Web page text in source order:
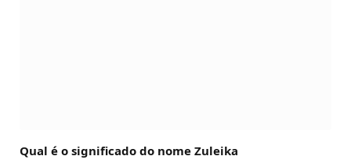
Qual é o significado do nome Zuleika